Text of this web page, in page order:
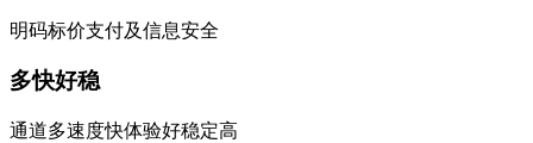
明码标价支付及信息安全
多快好稳
通道多速度快体验好稳定高